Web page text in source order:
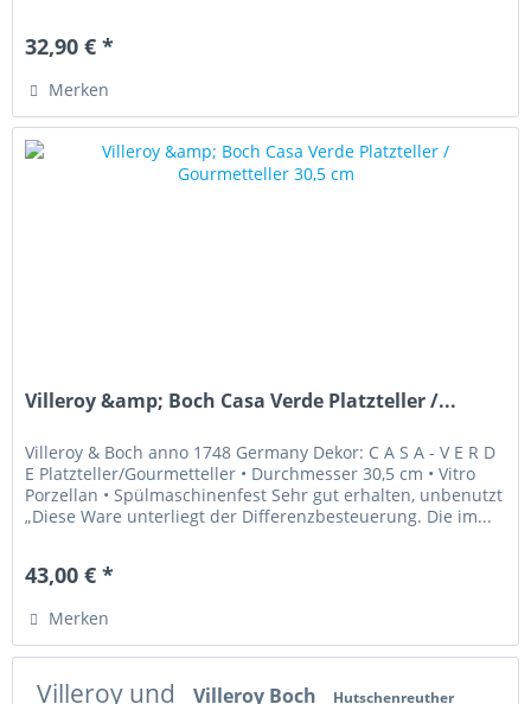
32,90 € *
Merken
Villeroy &amp; Boch Casa Verde Platzteller /...
Villeroy & Boch anno 1748 Germany Dekor: C A S A - V E R D
E Platzteller/Gourmetteller • Durchmesser 30,5 cm • Vitro
Porzellan • Spülmaschinenfest Sehr gut erhalten, unbenutzt
„Diese Ware unterliegt der Differenzbesteuerung. Die im...
43,00 € *
Merken
Villeroy und Villeroy Boch
Hutschenreuther